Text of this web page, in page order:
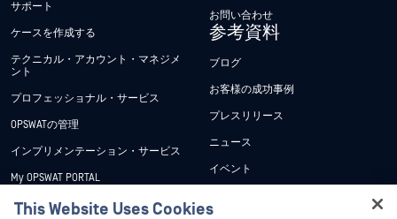
サポート
ケースを作成する
テクニカル・アカウント・マネジメ
ント
プロフェッショナル・サービス
OPSWATの管理
インプリメンテーション・サービス
My OPSWAT PORTAL
技術文書
お問い合わせ
参考資料
ブログ
お客様の成功事例
プレスリリース
ニュース
イベント
This Website Uses Cookies